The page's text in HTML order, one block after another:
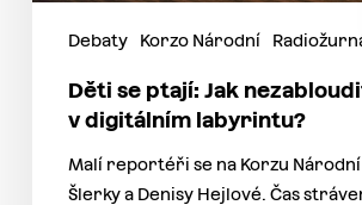
Debaty Korzo Národní
Děti se ptají: Jak
v digitálním labyrintu?
Malí reportéři se na Korzu Národní
Šlerky a Denisy Hejlové. Čas